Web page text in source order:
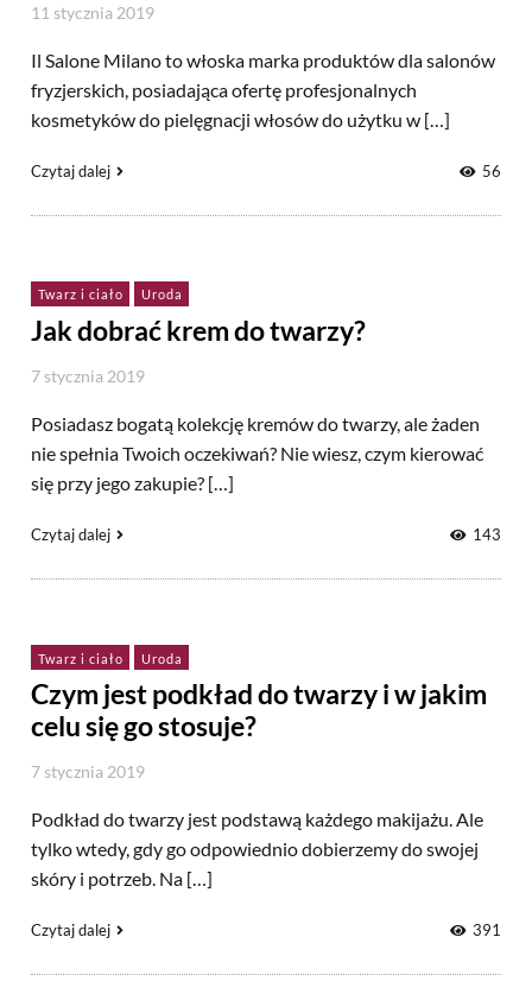
11 stycznia 2019
Il Salone Milano to włoska marka produktów dla salonów
fryzjerskich, posiadająca ofertę profesjonalnych
kosmetyków do pielęgnacji włosów do użytku w […]
Czytaj dalej 56
Twarz i ciało Uroda
Jak dobrać krem do twarzy?
7 stycznia 2019
Posiadasz bogatą kolekcję kremów do twarzy, ale żaden
nie spełnia Twoich oczekiwań? Nie wiesz, czym kierować
się przy jego zakupie? […]
Czytaj dalej 143
Twarz i ciało Uroda
Czym jest podkład do twarzy i w jakim
celu się go stosuje?
7 stycznia 2019
Podkład do twarzy jest podstawą każdego makijażu. Ale
tylko wtedy, gdy go odpowiednio dobierzemy do swojej
skóry i potrzeb. Na […]
Czytaj dalej 391